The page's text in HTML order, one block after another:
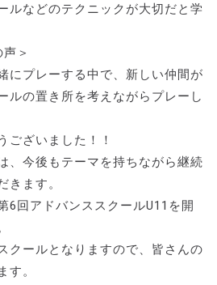
ルなどのテクニックが大切だと学
＞
にプレーする中で、新しい仲間が
ルの置き所を考えながらプレーし
ございました！！
、今後もテーマを持ちながら継続
きます。
6回アドバンススクールU11を開
クールとなりますので、皆さんの
す。